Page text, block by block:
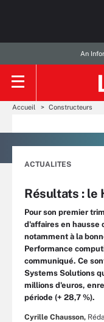
An
Accueil Constructeurs
ACTUALITES
Résultats : le
Pour son premier
d'affaires en hausse
notamment à la
Performance
communiqué. Ce
Systems Solutions
millions d'euros,
période (+ 28,7 %).
Cyrille Chausson,